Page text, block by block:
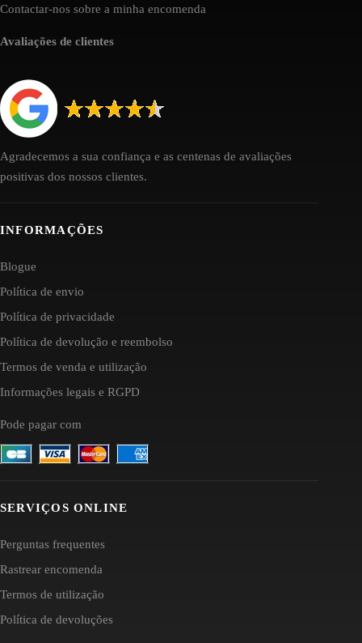
Contactar-nos sobre a minha encomenda
Avaliações de clientes
Agradecemos a sua confiança e as centenas de avaliações
positivas dos nossos clientes.
INFORMAÇÕES
Blogue
Política de envio
Política de privacidade
Política de devolução e reembolso
Termos de venda e utilização
Informações legais e RGPD
Pode pagar com
SERVIÇOS ONLINE
Perguntas frequentes
Rastrear encomenda
Termos de utilização
Política de devoluções